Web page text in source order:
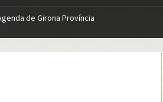
de Girona Província